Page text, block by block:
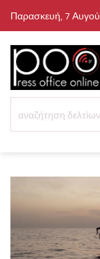
Παρασκευή, 7